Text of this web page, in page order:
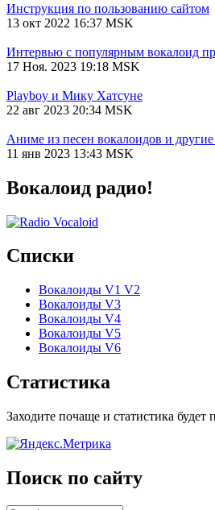
Инструкция по пользованию сайтом
13 окт 2022 16:37 MSK
Интервью с популярным вокалоид
17 Ноя. 2023 19:18 MSK
Playboy и Мику Хатсуне
22 авг 2023 20:34 MSK
Аниме из песен вокалоидов и
11 янв 2023 13:43 MSK
Вокалоид радио!
Списки
Вокалоиды V1 V2
Вокалоиды V3
Вокалоиды V4
Вокалоиды V5
Вокалоиды V6
Статистика
Заходите почаще и статистика будет
Поиск по сайту